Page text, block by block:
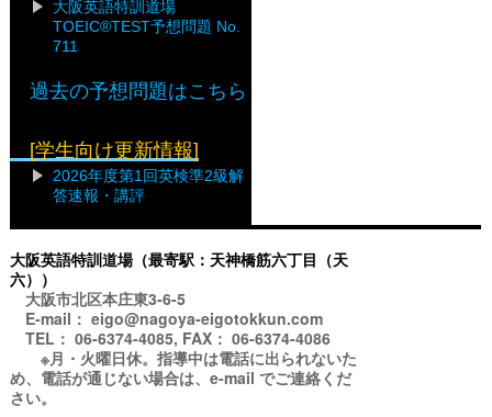
大阪英語特訓道場
TOEIC®TEST予想問題 No.
711
過去の予想問題はこちら
[学生向け更新情報]
2026年度第1回英検準2級解
答速報・講評
大阪英語特訓道場（最寄駅：天神橋筋六丁目（天
六））
大阪市北区本庄東3-6-5
E-mail： eigo@nagoya-eigotokkun.com
TEL： 06-6374-4085, FAX： 06-6374-4086
※月・火曜日休。指導中は電話に出られないた
め、電話が通じない場合は、e-mail でご連絡くだ
さい。